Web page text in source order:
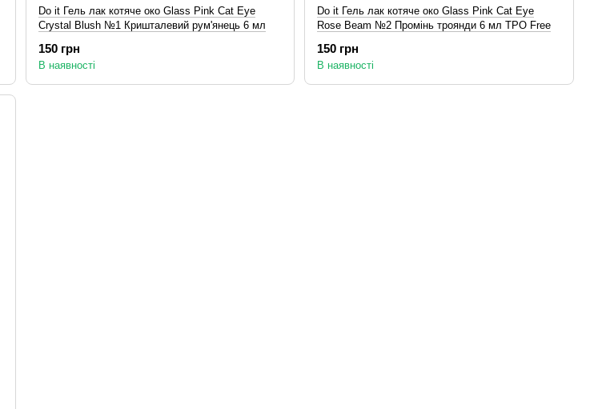
Do it Гель лак котяче око Glass Pink Cat Eye
Crystal Blush №1 Кришталевий рум'янець 6 мл
150 грн
В наявності
Do it Гель лак котяче око Glass Pink Cat Eye
Rose Beam №2 Промінь троянди 6 мл TPO Free
150 грн
В наявності